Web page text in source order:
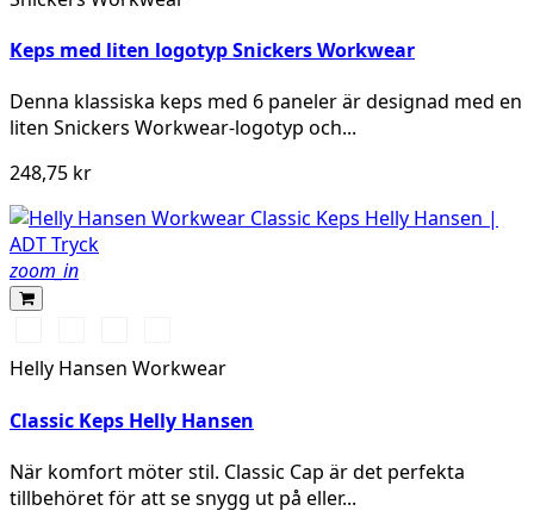
Keps med liten logotyp Snickers Workwear
Denna klassiska keps med 6 paneler är designad med en
liten Snickers Workwear-logotyp och...
248,75 kr
zoom_in
BLACKNAVY
DARK
GREY
SAND
Helly Hansen Workwear
Classic Keps Helly Hansen
När komfort möter stil. Classic Cap är det perfekta
tillbehöret för att se snygg ut på eller...